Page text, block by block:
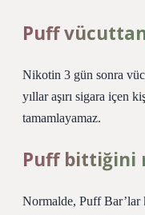
Puff
Nikotin 3 gün sonra
yıllar aşırı sigara içen
tamamlayamaz.
Puff bittiğini
Normalde, Puff Bar’lar